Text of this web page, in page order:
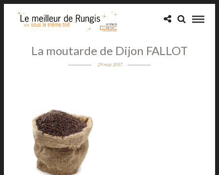
La moutarde de Dijon FALLOT
29 mai 2017